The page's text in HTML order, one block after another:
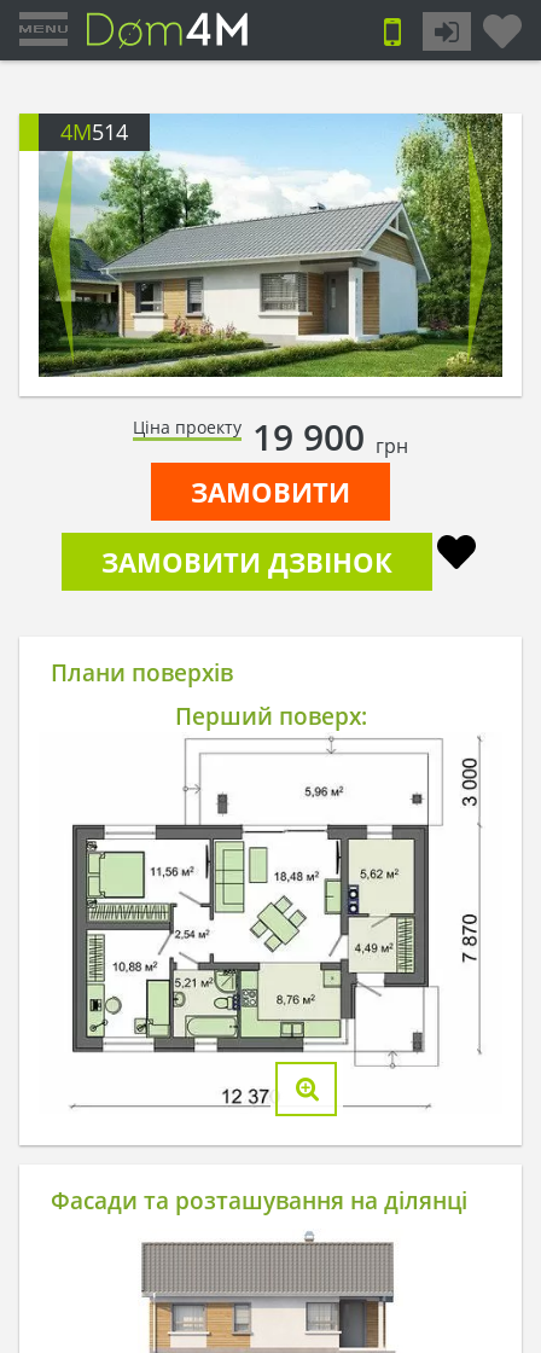
4M514
Ціна проекту 19 900 грн
ЗАМОВИТИ
ЗАМОВИТИ ДЗВІНОК
Плани поверхів
Перший поверх:
Фасади та розташування на ділянці